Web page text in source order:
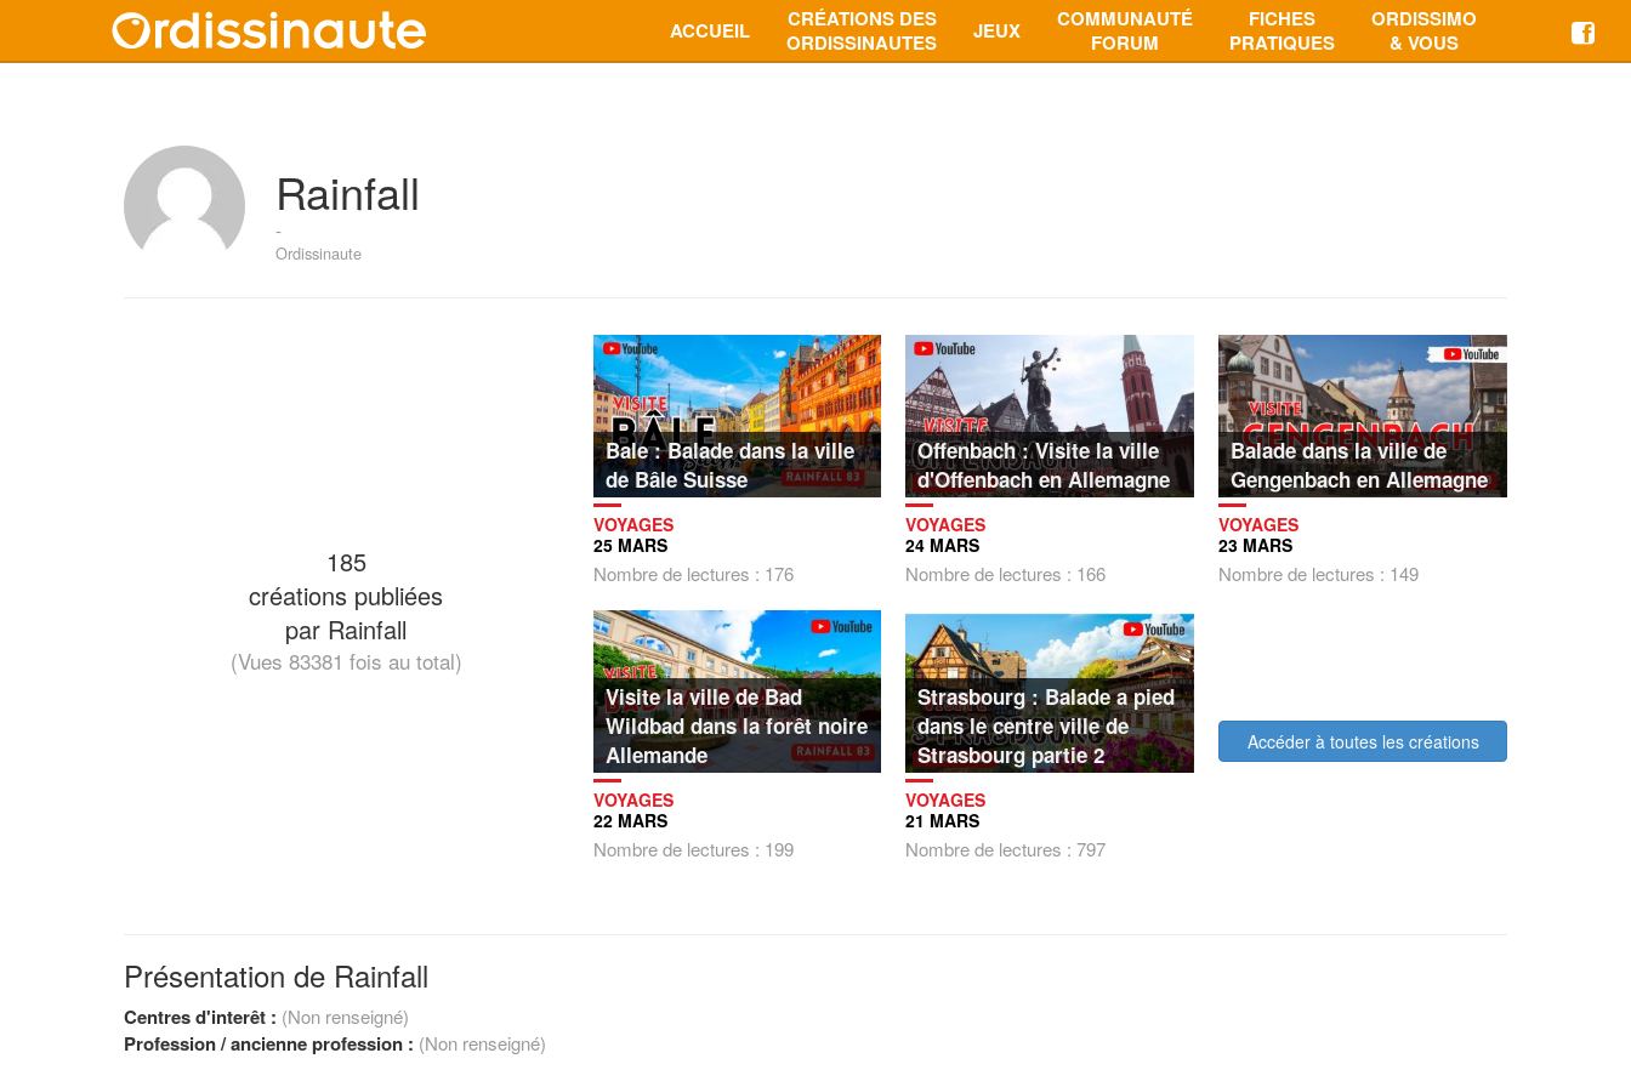
ACCUEIL
CRÉATIONS DES
ORDISSINAUTES
JEUX
COMMUNAUTÉ
FORUM
FICHES
PRATIQUES
ORDISSIMO
& VOUS
Rainfall
-
Ordissinaute
185
créations publiées
par Rainfall
(Vues 83381 fois au total)
Bale : Balade dans la ville
de Bâle Suisse
VOYAGES
25 MARS
Nombre de lectures : 176
Offenbach : Visite la ville
d'Offenbach en Allemagne
VOYAGES
24 MARS
Nombre de lectures : 166
Balade dans la ville de
Gengenbach en Allemagne
VOYAGES
23 MARS
Nombre de lectures : 149
Visite la ville de Bad
Wildbad dans la forêt noire
Allemande
VOYAGES
22 MARS
Nombre de lectures : 199
Strasbourg : Balade a pied
dans le centre ville de
Strasbourg partie 2
VOYAGES
21 MARS
Nombre de lectures : 797
Accéder à toutes les créations
Présentation de Rainfall
Centres d'interêt : (Non renseigné)
Profession / ancienne profession : (Non renseigné)